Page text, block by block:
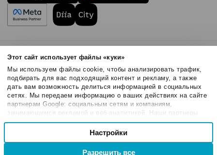
Этот сайт использует файлы «куки»
Мы используем файлы cookie, чтобы анализировать трафик,
подбирать для вас подходящий контент и рекламу, а также
дать вам возможность делиться информацией в социальных
сетях. Мы передаем информацию о ваших действиях на сайте
партнерам Google: социальным сетям и компаниям,
занимающимся рекламой и веб-аналитикой. Наши партнеры
могут комбинировать эти сведения с предоставленной вами
информацией, а также данными, которые они получили при
использовании вами их сервисов.
Выбор
Настройки
Разрешить все
Правила использования
Безопасность SendPulse
Политика конфиденциальности
Политика Cookies
© 2015 - 2026. ООО «СендПульс». Все права защищены.